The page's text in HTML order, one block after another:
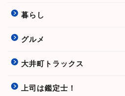
暮らし
グルメ
大井町トラックス
上司は鑑定士！